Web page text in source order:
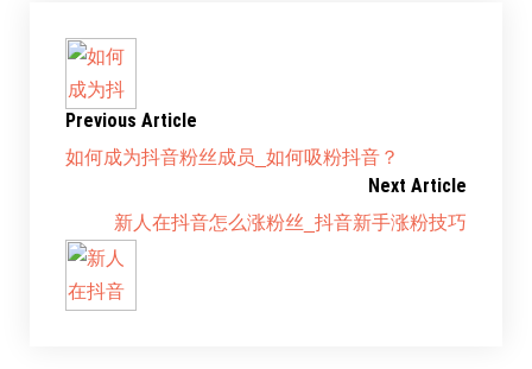
Previous Article
如何成为抖音粉丝成员_如何吸粉抖音？
Next Article
新人在抖音怎么涨粉丝_抖音新手涨粉技巧